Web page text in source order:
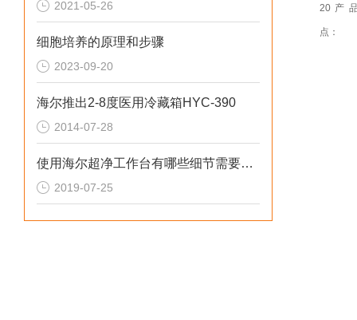
2021-05-26
细胞培养的原理和步骤
2023-09-20
海尔推出2-8度医用冷藏箱HYC-390
2014-07-28
使用海尔超净工作台有哪些细节需要注意的呢？
2019-07-25
20产
点：